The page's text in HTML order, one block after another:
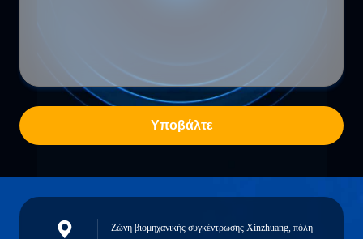
Υποβάλτε
Ζώνη βιομηχανικής συγκέντρωσης Xinzhuang, πόλη